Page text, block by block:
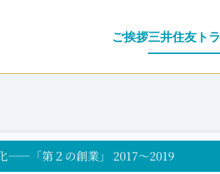
ご挨拶三井住友ト
――「第２の創業」 2017～2019